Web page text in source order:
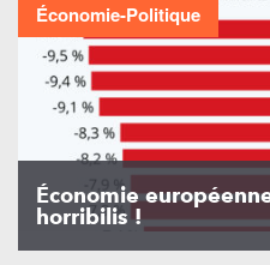
Économie-Politique
Économie
horribilis !